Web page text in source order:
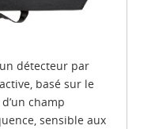
détecteur par
basé sur le
champ
sensible aux